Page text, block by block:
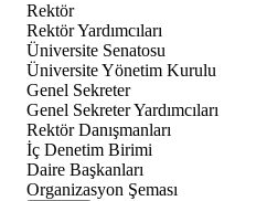
Rektör
Rektör Yardımcıları
Üniversite Senatosu
Üniversite Yönetim Kurulu
Genel Sekreter
Genel Sekreter Yardımcıları
Rektör Danışmanları
İç Denetim Birimi
Daire Başkanları
Organizasyon Şeması